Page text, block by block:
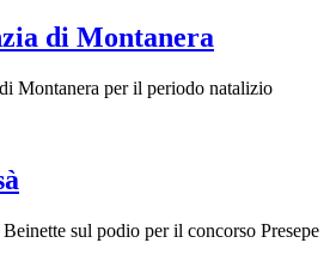
di Montanera
Montanera per il periodo natalizio
sul podio per il concorso Presepe